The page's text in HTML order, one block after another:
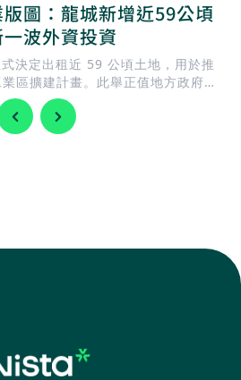
圖：龍城新增近59公頃
波外資投資
決定出租近 59 公頃土地，用於推
區擴建計畫。此舉正值地方政府加
城國際機場 即將投入營運，同時持續
外企業日益增加的投資需求。